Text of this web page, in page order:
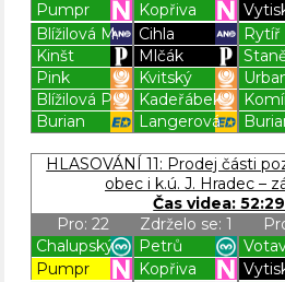
Pumpr
Kopřiva
Blížilová M.
Cihla Rytíř
Kinšt
Mlčák
Pink
Kvitský
Blížilová P.
Kadeřábek
Burian
Langerová
HLASOVÁNÍ 11: Prodej části
obec i k.ú. J. Hradec –
Čas videa:
Pro: 22
Zdrželo se: 1
Chalupský
Petrů
Pumpr
Kopřiva